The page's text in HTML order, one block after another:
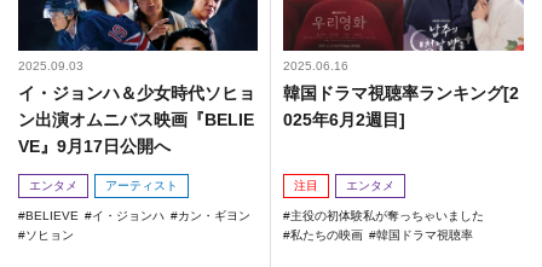
2025.09.03
イ・ジョンハ＆少女時代ソヒョ
ン出演オムニバス映画『BELIE
VE』9月17日公開へ
エンタメ アーティスト
BELIEVE イ・ジョンハ
カン・ギヨン
ソヒョン
2025.06.16
韓国ドラマ視聴率ランキング[2
025年6月2週目]
注目 エンタメ
主役の初体験私が奪っちゃいました
私たちの映画
韓国ドラマ視聴率